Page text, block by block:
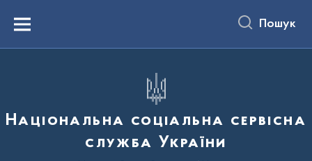
вмістуMenu Пошук
Національна соціальна сервісна
служба України